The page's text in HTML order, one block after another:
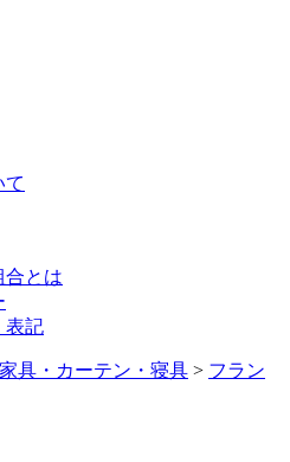
て
合とは
表記
家具・カーテン・寝具 > フラン